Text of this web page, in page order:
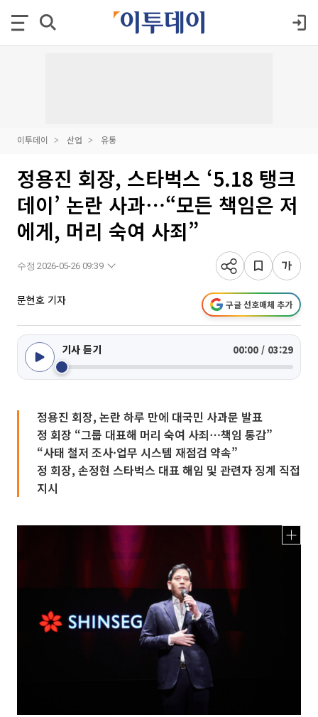
이투데이 산업 유통
정용진 회장, 스타벅스 ‘5.18 탱크
데이’ 논란 사과⋯“모든 책임은 저
에게, 머리 숙여 사죄”
수정 2026-05-26 09:39
문현호 기자 구글 선호매체 추가
기사 듣기 00:00 / 03:29
정용진 회장, 논란 하루 만에 대국민 사과문 발표
정 회장 “그룹 대표해 머리 숙여 사죄⋯책임 통감”
“사태 철저 조사·업무 시스템 재점검 약속”
정 회장, 손정현 스타벅스 대표 해임 및 관련자 징계 직접
지시